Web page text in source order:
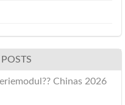
Chinas 2026